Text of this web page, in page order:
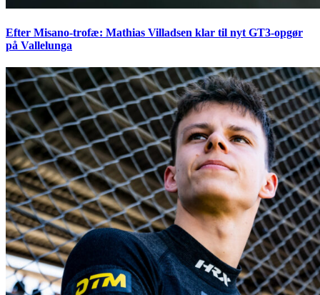
Efter Misano-trofæ: Mathias Villadsen klar til nyt GT3-opgør
på Vallelunga